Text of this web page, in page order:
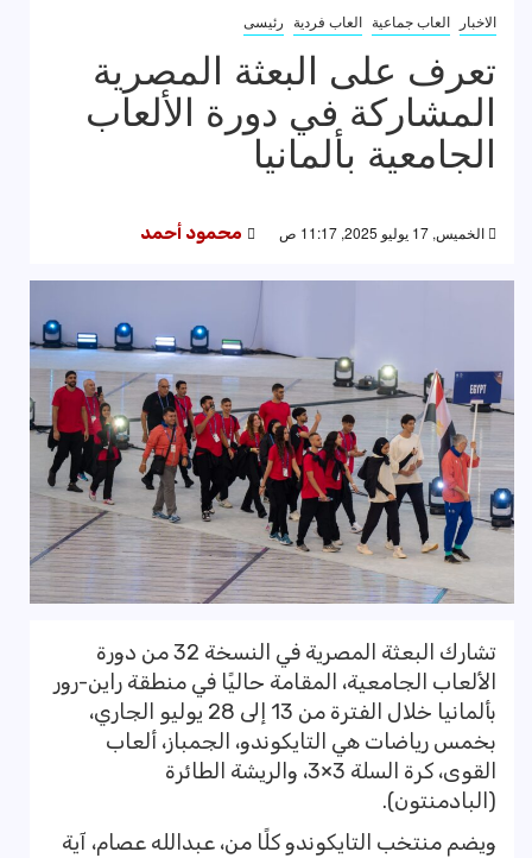
الاخبار العاب جماعية العاب فردية رئيسى
تعرف على البعثة المصرية
المشاركة في دورة الألعاب
الجامعية بألمانيا
الخميس, 17 يوليو 2025, 11:17 ص محمود أحمد
تشارك البعثة المصرية في النسخة 32 من دورة
الألعاب الجامعية، المقامة حاليًا في منطقة راين-رور
بألمانيا خلال الفترة من 13 إلى 28 يوليو الجاري،
بخمس رياضات هي التايكوندو، الجمباز، ألعاب
القوى، كرة السلة 3×3، والريشة الطائرة
(البادمنتون).
ويضم منتخب التايكوندو كلًا من، عبدالله عصام، آية